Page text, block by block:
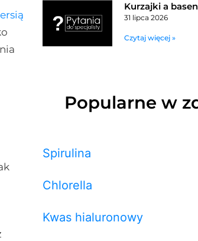
Kurzajki a basen
31 lipca 2026
Czytaj więcej »
Popularne w
Spirulina
Chlorella
Kwas hialuronowy